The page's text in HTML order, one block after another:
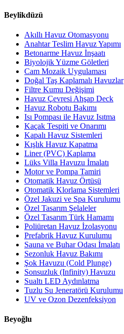
Beylikdüzü
Akıllı Havuz Otomasyonu
Anahtar Teslim Havuz Yapımı
Betonarme Havuz İnşaatı
Biyolojik Yüzme Göletleri
Cam Mozaik Uygulaması
Doğal Taş Kaplamalı Havuzlar
Filtre Kumu Değişimi
Havuz Çevresi Ahşap Deck
Havuz Robotu Bakımı
Isı Pompası ile Havuz Isıtma
Kaçak Tespiti ve Onarımı
Kapalı Havuz Sistemleri
Kışlık Havuz Kapatma
Liner (PVC) Kaplama
Lüks Villa Havuzu İmalatı
Motor ve Pompa Tamiri
Otomatik Havuz Örtüsü
Otomatik Klorlama Sistemleri
Özel Jakuzi ve Spa Kurulumu
Özel Tasarım Şelaleler
Özel Tasarım Türk Hamamı
Poliüretan Havuz İzolasyonu
Prefabrik Havuz Kurulumu
Sauna ve Buhar Odası İmalatı
Sezonluk Havuz Bakımı
Şok Havuzu (Cold Plunge)
Sonsuzluk (Infinity) Havuzu
Sualtı LED Aydınlatma
Tuzlu Su Jeneratörü Kurulumu
UV ve Ozon Dezenfeksiyon
Beyoğlu